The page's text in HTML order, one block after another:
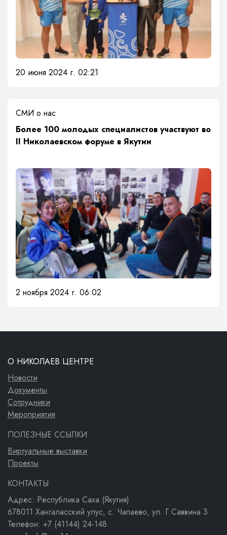
20 июня 2024 г. 02:21
СМИ о нас
Более 100 молодых специалистов участвуют во
II Николаевском форуме в Якутии
2 ноября 2024 г. 06:02
О НИКОЛАЕВ ЦЕНТРЕ
Новости
Документы
Сотрудники
Мероприятия
ПОЛЕЗНЫЕ ССЫЛКИ
Виртуальные выставки
Проекты
КОНТАКТЫ
Адрес: Республика Саха (Якутия)
678011 Хангаласский улус, с. Чапаево, ул. Г.Саввина 3
Телефон: +7 (41144) 24-148